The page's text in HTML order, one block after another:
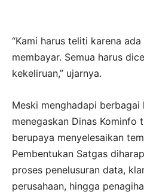
“Kami harus teliti karena
membayar. Semua harus
kekeliruan,” ujarnya.
Meski menghadapi berbagai
menegaskan Dinas Kominfo
berupaya menyelesaikan
Pembentukan Satgas
proses penelusuran data,
perusahaan, hingga